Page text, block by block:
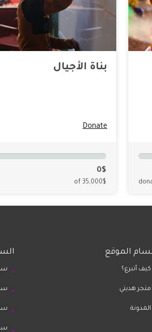
بناة الأجيال
Donate
0$
of 35,000$
الموقع
كيف أتبرع؟
متجر هديتي
المدونة